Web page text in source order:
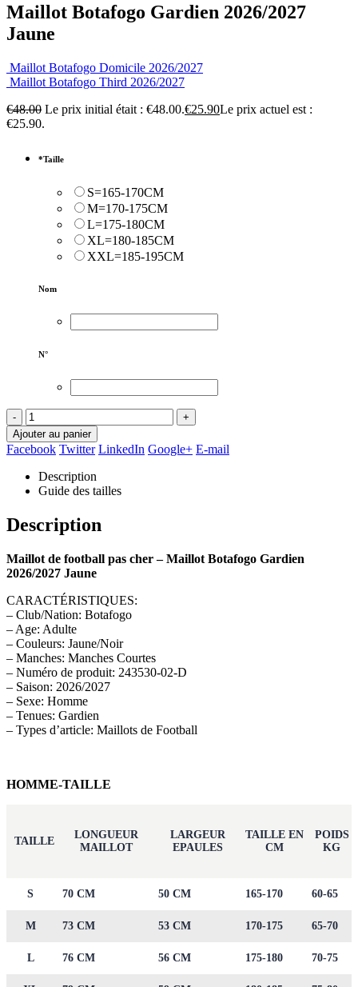
Maillot Botafogo Gardien 2026/2027
Jaune
Maillot Botafogo Domicile 2026/2027
Maillot Botafogo Third 2026/2027
€48.00 Le prix initial était : €48.00.€25.90Le prix actuel est :
€25.90.
*Taille
S=165-170CM
M=170-175CM
L=175-180CM
XL=180-185CM
XXL=185-195CM
Nom
N°
-
+
Ajouter au panier
Facebook Twitter LinkedIn Google+ E-mail
Description
Guide des tailles
Description
Maillot de football pas cher – Maillot Botafogo Gardien
2026/2027 Jaune
CARACTÉRISTIQUES:
– Club/Nation: Botafogo
– Age: Adulte
– Couleurs: Jaune/Noir
– Manches: Manches Courtes
– Numéro de produit: 243530-02-D
– Saison: 2026/2027
– Sexe: Homme
– Tenues: Gardien
– Types d’article: Maillots de Football
HOMME-TAILLE
TAILLE
LONGUEUR
MAILLOT
LARGEUR
EPAULES
TAILLE EN
CM
POIDS
KG
S 70 CM 50 CM 165-170 60-65
M 73 CM 53 CM 170-175 65-70
L 76 CM 56 CM 175-180 70-75